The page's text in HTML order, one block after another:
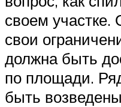
своем участке.
свои
должна быть
по площади.
быть